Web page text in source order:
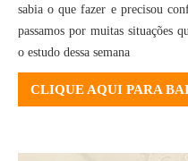
sabia o que fazer e precisou
passamos por muitas situações
o estudo dessa semana
CLIQUE AQUI PARA